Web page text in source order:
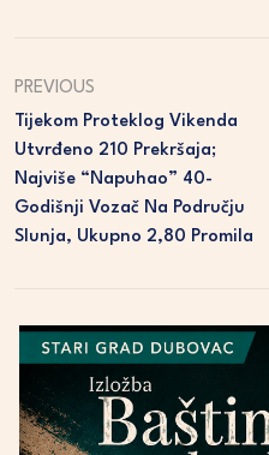
PREVIOUS
Tijekom Proteklog Vikenda
Utvrđeno 210 Prekršaja;
Najviše “napuhao” 40-
Godišnji Vozač Na Području
Slunja, Ukupno 2,80 Promila